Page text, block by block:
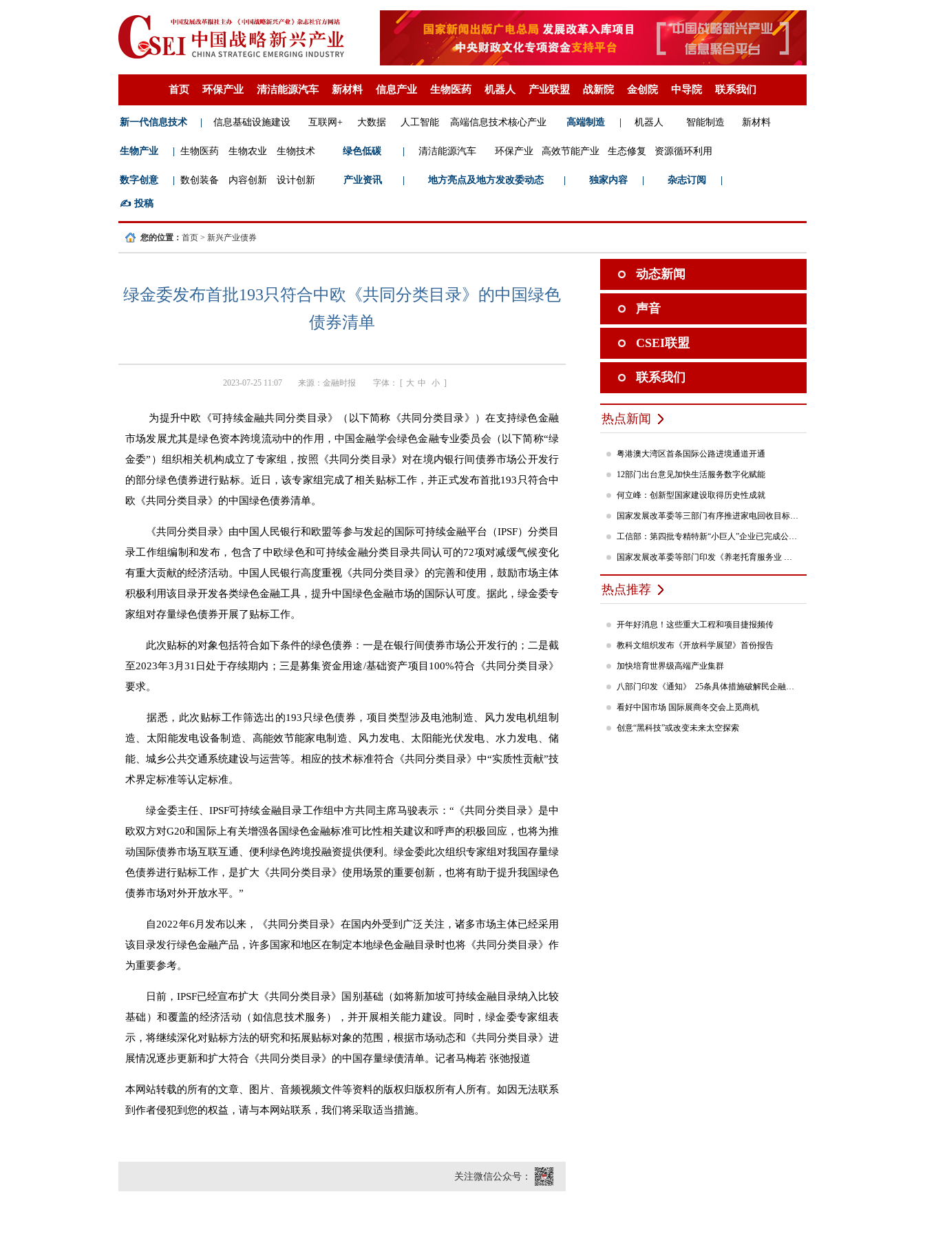
首页 环保产业 清洁能源汽车 新材料 信息产业 生物医药 机器人 产业联盟 战新院 金创院 中导院 联系我们
新一代信息技术 信息基础设施建设 互联网+ 大数据 人工智能 高端信息技术核心产业 高端制造 机器人 智能制造 新材料
生物产业 生物医药 生物农业 生物技术 绿色低碳 清洁能源汽车 环保产业 高效节能产业 生态修复 资源循环利用
数字创意 数创装备 内容创新 设计创新 产业资讯 地方亮点及地方发改委动态 独家内容 杂志订阅
✍️ 投稿
您的位置： 首页 > 新兴产业债券
绿金委发布首批193只符合中欧《共同分类目录》的中国绿色
债券清单
2023-07-25 11:07 来源： 金融时报 字体： [ 大 中 小 ]
为提升中欧《可持续金融共同分类目录》（以下简称《共同分类目录》）在支持绿色金融
市场发展尤其是绿色资本跨境流动中的作用，中国金融学会绿色金融专业委员会（以下简称“绿
金委”）组织相关机构成立了专家组，按照《共同分类目录》对在境内银行间债券市场公开发行
的部分绿色债券进行贴标。近日，该专家组完成了相关贴标工作，并正式发布首批193只符合中
欧《共同分类目录》的中国绿色债券清单。
《共同分类目录》由中国人民银行和欧盟等参与发起的国际可持续金融平台（IPSF）分类目
录工作组编制和发布，包含了中欧绿色和可持续金融分类目录共同认可的72项对减缓气候变化
有重大贡献的经济活动。中国人民银行高度重视《共同分类目录》的完善和使用，鼓励市场主体
积极利用该目录开发各类绿色金融工具，提升中国绿色金融市场的国际认可度。据此，绿金委专
家组对存量绿色债券开展了贴标工作。
此次贴标的对象包括符合如下条件的绿色债券：一是在银行间债券市场公开发行的；二是截
至2023年3月31日处于存续期内；三是募集资金用途/基础资产项目100%符合《共同分类目录》
要求。
据悉，此次贴标工作筛选出的193只绿色债券，项目类型涉及电池制造、风力发电机组制
造、太阳能发电设备制造、高能效节能家电制造、风力发电、太阳能光伏发电、水力发电、储
能、城乡公共交通系统建设与运营等。相应的技术标准符合《共同分类目录》中“实质性贡献”技
术界定标准等认定标准。
绿金委主任、IPSF可持续金融目录工作组中方共同主席马骏表示：“《共同分类目录》是中
欧双方对G20和国际上有关增强各国绿色金融标准可比性相关建议和呼声的积极回应，也将为推
动国际债券市场互联互通、便利绿色跨境投融资提供便利。绿金委此次组织专家组对我国存量绿
色债券进行贴标工作，是扩大《共同分类目录》使用场景的重要创新，也将有助于提升我国绿色
债券市场对外开放水平。”
自2022年6月发布以来，《共同分类目录》在国内外受到广泛关注，诸多市场主体已经采用
该目录发行绿色金融产品，许多国家和地区在制定本地绿色金融目录时也将《共同分类目录》作
为重要参考。
日前，IPSF已经宣布扩大《共同分类目录》国别基础（如将新加坡可持续金融目录纳入比较
基础）和覆盖的经济活动（如信息技术服务），并开展相关能力建设。同时，绿金委专家组表
示，将继续深化对贴标方法的研究和拓展贴标对象的范围，根据市场动态和《共同分类目录》进
展情况逐步更新和扩大符合《共同分类目录》的中国存量绿债清单。 记者马梅若 张弛报道
本网站转载的所有的文章、图片、音频视频文件等资料的版权归版权所有人所有。如因无法联系
到作者侵犯到您的权益，请与本网站联系，我们将采取适当措施。
关注微信公众号：
动态新闻
声音
CSEI联盟
联系我们
热点新闻
粤港澳大湾区首条国际公路进境通道开通
12部门出台意见加快生活服务数字化赋能
何立峰：创新型国家建设取得历史性成就
国家发展改革委等三部门有序推进家电回收目标责任制行动
工信部：第四批专精特新“小巨人”企业已完成公示，民营企业占84%
国家发展改革委等部门印发《养老托育服务业 纾困扶持若干政策措施》的通知
热点推荐
开年好消息！这些重大工程和项目捷报频传
教科文组织发布《开放科学展望》首份报告
加快培育世界级高端产业集群
八部门印发《通知》 25条具体措施破解民企融资难题
看好中国市场 国际展商冬交会上觅商机
创意“黑科技”或改变未来太空探索